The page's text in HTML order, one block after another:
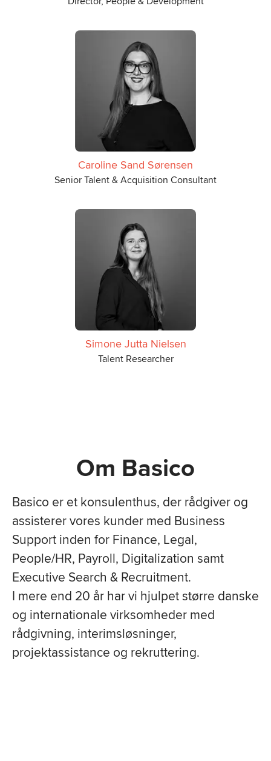
Caroline Sand Sørensen
Senior Talent & Acquisition Consultant
Simone Jutta Nielsen
Talent Researcher
Om Basico
Basico er et konsulenthus, der rådgiver og
assisterer vores kunder med Business
Support inden for Finance, Legal,
People/HR, Payroll, Digitalization samt
Executive Search & Recruitment.
I mere end 20 år har vi hjulpet større danske
og internationale virksomheder med
rådgivning, interimsløsninger,
projektassistance og rekruttering.